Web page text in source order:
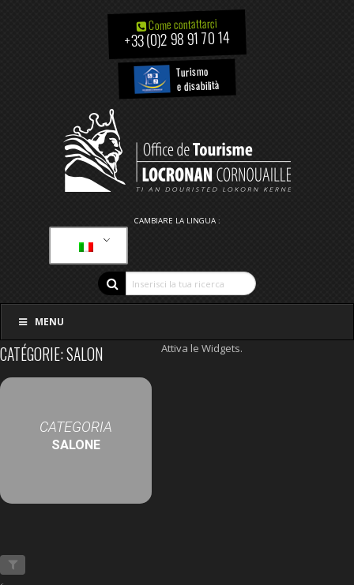
Come contattarci
+33 (0)2 98 91 70 14
Turismo
e disabilità
CAMBIARE LA LINGUA :
MENU
CATÉGORIE: SALON
CATEGORIA
SALONE
Attiva le Widgets.